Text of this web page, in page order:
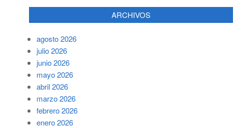
ARCHIVOS
agosto 2026
julio 2026
junio 2026
mayo 2026
abril 2026
marzo 2026
febrero 2026
enero 2026